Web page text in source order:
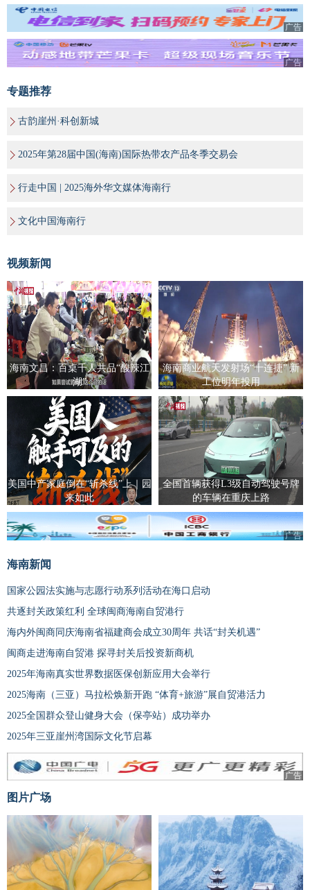
广告
广告
专题推荐
古韵崖州·科创新城
2025年第28届中国(海南)国际热带农产品冬季交易会
行走中国 | 2025海外华文媒体海南行
文化中国海南行
视频新闻
海南文昌：百桌千人共品“酸辣江
湖”
海南商业航天发射场“十连捷” 新
工位明年投用
美国中产家庭倒在“斩杀线”上｜园
来如此
全国首辆获得L3级自动驾驶号牌
的车辆在重庆上路
广告
海南新闻
国家公园法实施与志愿行动系列活动在海口启动
共逐封关政策红利 全球闽商海南自贸港行
海内外闽商同庆海南省福建商会成立30周年 共话“封关机遇”
闽商走进海南自贸港 探寻封关后投资新商机
2025年海南真实世界数据医保创新应用大会举行
2025海南（三亚）马拉松焕新开跑 “体育+旅游”展自贸港活力
2025全国群众登山健身大会（保亭站）成功举办
2025年三亚崖州湾国际文化节启幕
广告
图片广场